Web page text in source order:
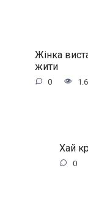
Жінка
жити
0
Хай
0